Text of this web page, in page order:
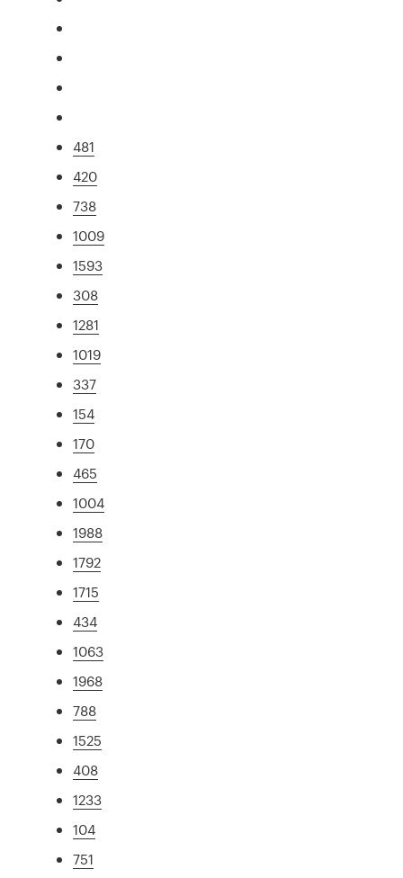
481
420
738
1009
1593
308
1281
1019
337
154
170
465
1004
1988
1792
1715
434
1063
1968
788
1525
408
1233
104
751